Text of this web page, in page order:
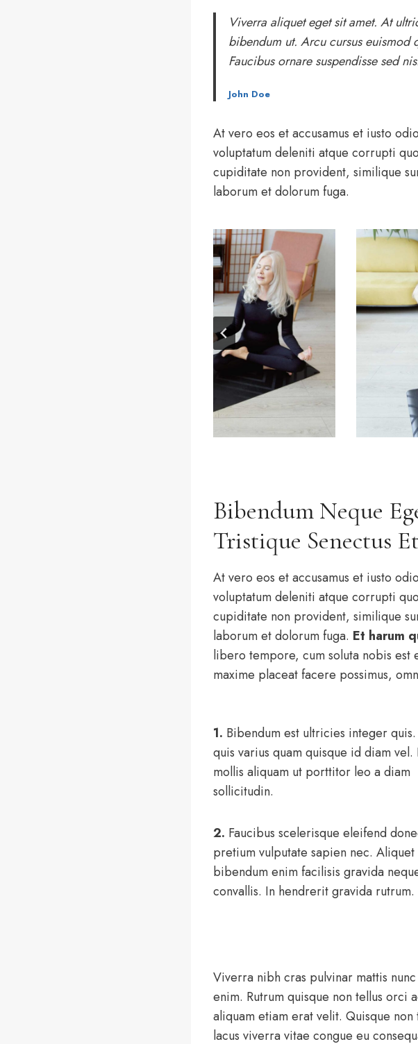
Viverra aliquet eget sit amet. At
bibendum ut. Arcu cursus euismod
Faucibus ornare suspendisse sed
John Doe
At vero eos et accusamus et iusto
voluptatum deleniti atque corrupti
cupiditate non provident, similique
laborum et dolorum fuga.
Bibendum Neque
Tristique Senectus
At vero eos et accusamus et iusto
voluptatum deleniti atque corrupti
cupiditate non provident, similique
laborum et dolorum fuga. Et harum
libero tempore, cum soluta nobis
maxime placeat facere possimus,
1. Bibendum est ultricies integer quis.
quis varius quam quisque id diam vel.
mollis aliquam ut porttitor leo a diam
sollicitudin.
2. Faucibus scelerisque eleifend
pretium vulputate sapien nec. Aliquet
bibendum enim facilisis gravida
convallis. In hendrerit gravida rutrum.
Viverra nibh cras pulvinar mattis
enim. Rutrum quisque non tellus orci
aliquam etiam erat velit. Quisque
lacus viverra vitae congue eu